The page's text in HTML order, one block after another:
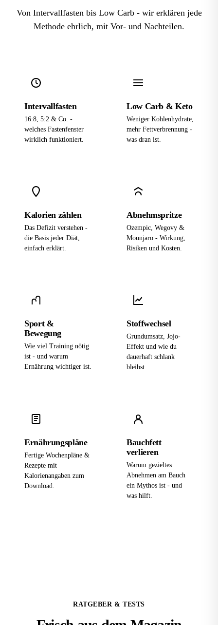
Von Intervallfasten bis Low Carb - wir erklären jede
Methode ehrlich, mit Vor- und Nachteilen.
Intervallfasten
16:8, 5:2 & Co. -
welches Fastenfenster
wirklich funktioniert.
Low Carb & Keto
Weniger Kohlenhydrate,
mehr Fettverbrennung -
was dran ist.
Kalorien zählen
Das Defizit verstehen -
die Basis jeder Diät,
einfach erklärt.
Abnehmspritze
Ozempic, Wegovy &
Mounjaro - Wirkung,
Risiken und Kosten.
Sport &
Bewegung
Wie viel Training nötig
ist - und warum
Ernährung wichtiger ist.
Stoffwechsel
Grundumsatz, Jojo-
Effekt und wie du
dauerhaft schlank
bleibst.
Ernährungspläne
Fertige Wochenpläne &
Rezepte mit
Kalorienangaben zum
Download.
Bauchfett
verlieren
Warum gezieltes
Abnehmen am Bauch
ein Mythos ist - und
was hilft.
RATGEBER & TESTS